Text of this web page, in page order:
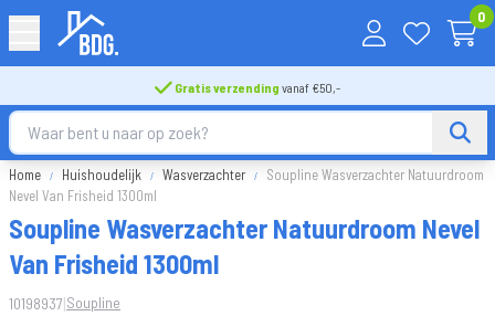
0
Gratis verzending vanaf €50,-
Home Huishoudelijk Wasverzachter
Soupline Wasverzachter Natuurdroom
Nevel Van Frisheid 1300ml
Soupline Wasverzachter Natuurdroom Nevel
Van Frisheid 1300ml
10198937|Soupline